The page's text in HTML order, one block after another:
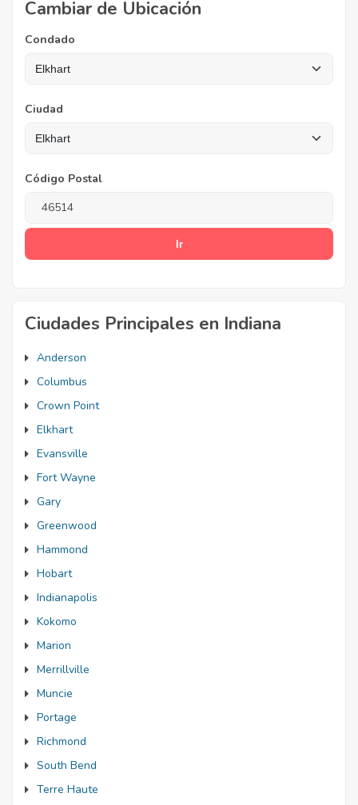
Cambiar de Ubicación
Condado
Ciudad
Código Postal
Ciudades Principales en Indiana
Anderson
Columbus
Crown Point
Elkhart
Evansville
Fort Wayne
Gary
Greenwood
Hammond
Hobart
Indianapolis
Kokomo
Marion
Merrillville
Muncie
Portage
Richmond
South Bend
Terre Haute